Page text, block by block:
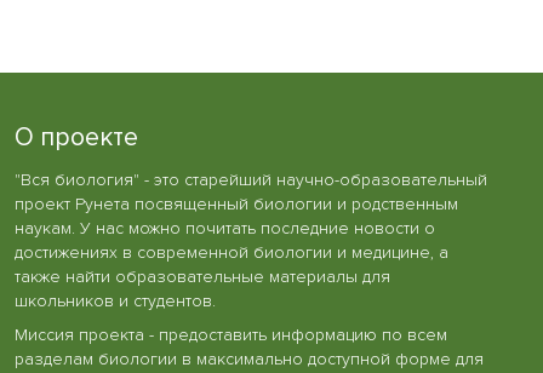
О проекте
"Вся биология" - это старейший научно-образовательный
проект Рунета посвященный биологии и родственным
наукам. У нас можно почитать последние новости о
достижениях в современной биологии и медицине, а
также найти образовательные материалы для
школьников и студентов.
Миссия проекта - предоставить информацию по всем
разделам биологии в максимально доступной форме для